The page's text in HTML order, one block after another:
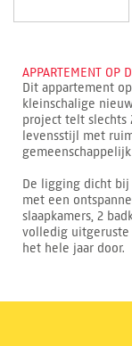
APPARTEMENT OP
Dit appartement
kleinschalige
project telt slechts
levensstijl met
De ligging dicht bij
met een
slaapkamers, 2
volledig
het hele jaar door.